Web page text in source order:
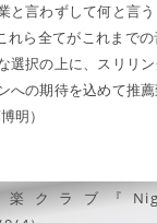
と言わずして何と言
ら全てがこれまで
選択の上に、スリリン
への期待を込めて推
明）